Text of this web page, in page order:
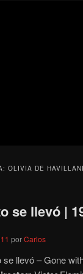
OLIVIA DE
se llevó |
porCarlos
se llevó – Gone